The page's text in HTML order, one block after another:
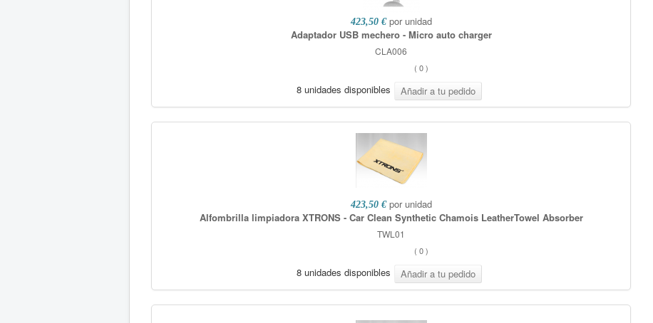
423,50 € por unidad
Adaptador USB mechero - Micro auto charger
CLA006
( 0)
8 unidades disponibles
423,50 € por unidad
Alfombrilla limpiadora XTRONS - Car Clean Synthetic Chamois LeatherTowel Absorber
TWL01
( 0)
8 unidades disponibles